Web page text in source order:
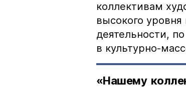
коллективам
высокого
деятельности,
в культурно-
«Нашему